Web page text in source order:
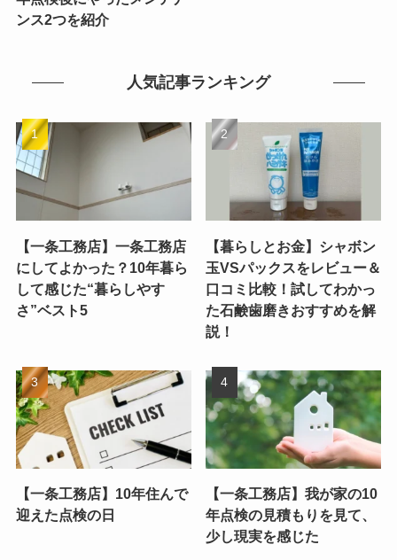
ンス2つを紹介
人気記事ランキング
【一条工務店】一条工務店
にしてよかった？10年暮ら
して感じた“暮らしやす
さ”ベスト5
【暮らしとお金】シャボン
玉VSパックスをレビュー＆
口コミ比較！試してわかっ
た石鹸歯磨きおすすめを解
説！
【一条工務店】10年住んで
迎えた点検の日
【一条工務店】我が家の10
年点検の見積もりを見て、
少し現実を感じた